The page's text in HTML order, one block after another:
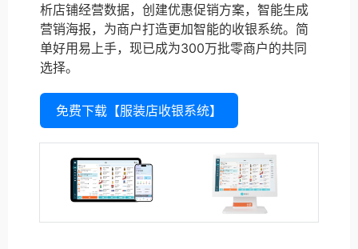
析店铺经营数据，创建优惠促销方案，智能生成
营销海报，为商户打造更加智能的收银系统。简
单好用易上手，现已成为300万批零商户的共同
选择。
免费下载【服装店收银系统】